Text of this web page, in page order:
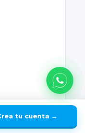
tu cuenta →